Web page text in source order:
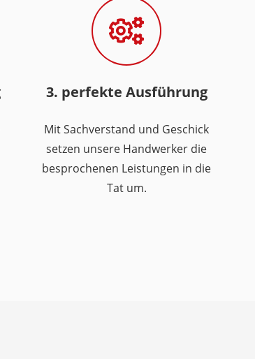
3. perfekte Ausführung
Mit Sachverstand und Geschick
setzen unsere Handwerker die
besprochenen Leistungen in die
Tat um.